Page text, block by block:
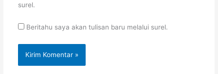
surel.
Beritahu saya akan tulisan baru melalui surel.